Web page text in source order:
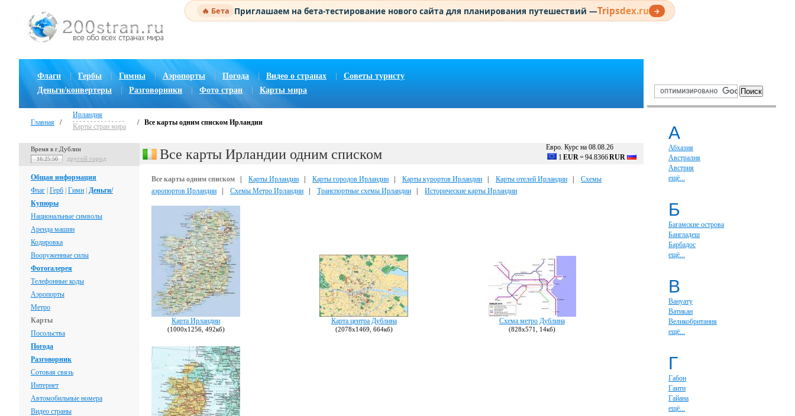
🔥 Бета Приглашаем на бета-тестирование нового сайта для планирования путешествий —Tripsdex.ru →
Флаги Гербы Гимны | Аэропорты Погода | Видео о странах
Советы туристу
Деньги/конвертеры
Разговорники Фото стран Карты мира
Главная /
Ирландия
Карты стран мира
/ Все карты одним списком Ирландии
Время в г.Дублин
16:25:51 другой город
Общая информация
Флаг Герб Гимн Деньги/
Купюры
Национальные символы
Аренда машин
Кодировка
Вооруженные силы
Фотогалерея
Телефонные коды
Аэропорты
Метро
Карты
Посольства
Погода
Разговорник
Сотовая связь
Интернет
Автомобильные номера
Видео страны
Евро. Курс на 08.08.26
1 EUR=94.8366RUR
Все карты Ирландии одним списком
Все карты одним списком Карты Ирландии Карты городов Ирландии Карты курортов Ирландии Карты отелей Ирландии
Схемы
аэропортов Ирландии
Схемы Метро Ирландии Транспортные схемы Ирландии Исторические карты Ирландии
Карта Ирландии
(1000х1256, 492кб)
Карта центра Дублина
(2078х1469, 664кб)
Схема метро Дублина
(828х571, 14кб)
А
Абхазия
Австралия
Австрия
ещё...
Б
Багамские острова
Бангладеш
Барбадос
ещё...
В
Вануату
Ватикан
Великобритания
ещё...
Г
Габон
Гаити
Гайана
ещё...